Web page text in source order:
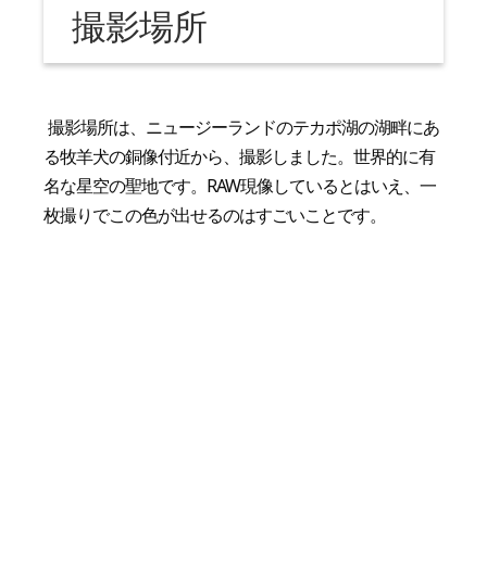
撮影場所
撮影場所は、ニュージーランドのテカポ湖の湖畔にあ
る牧羊犬の銅像付近から、撮影しました。世界的に有
名な星空の聖地です。RAW現像しているとはいえ、一
枚撮りでこの色が出せるのはすごいことです。